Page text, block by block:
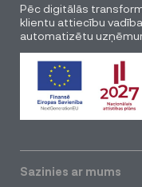
Pēc digitālās
klientu attiecību
automatizētu
Sazinies ar mums